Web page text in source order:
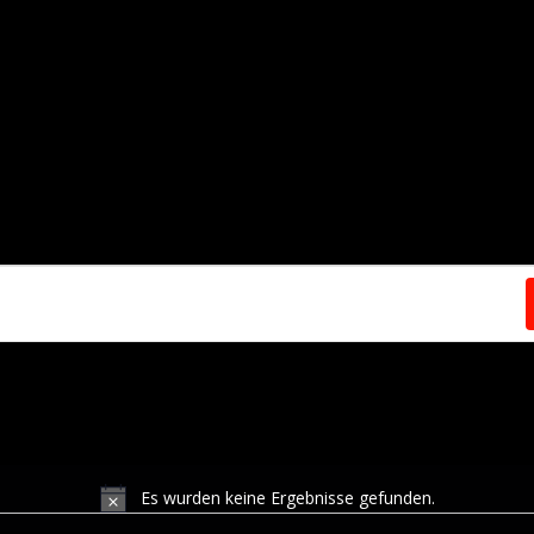
Hinweis
Es wurden keine Ergebnisse gefunden.